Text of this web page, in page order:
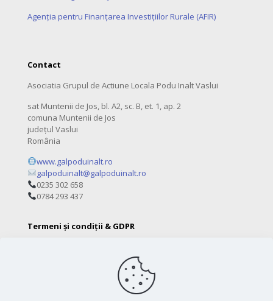
Agenția pentru Finanțarea Investițiilor Rurale (AFIR)
Contact
Asociatia Grupul de Actiune Locala Podu Inalt Vaslui
sat Muntenii de Jos, bl. A2, sc. B, et. 1, ap. 2
comuna Muntenii de Jos
județul Vaslui
România
www.galpoduinalt.ro
galpoduinalt@galpoduinalt.ro
0235 302 658
0784 293 437
Termeni și condiții & GDPR